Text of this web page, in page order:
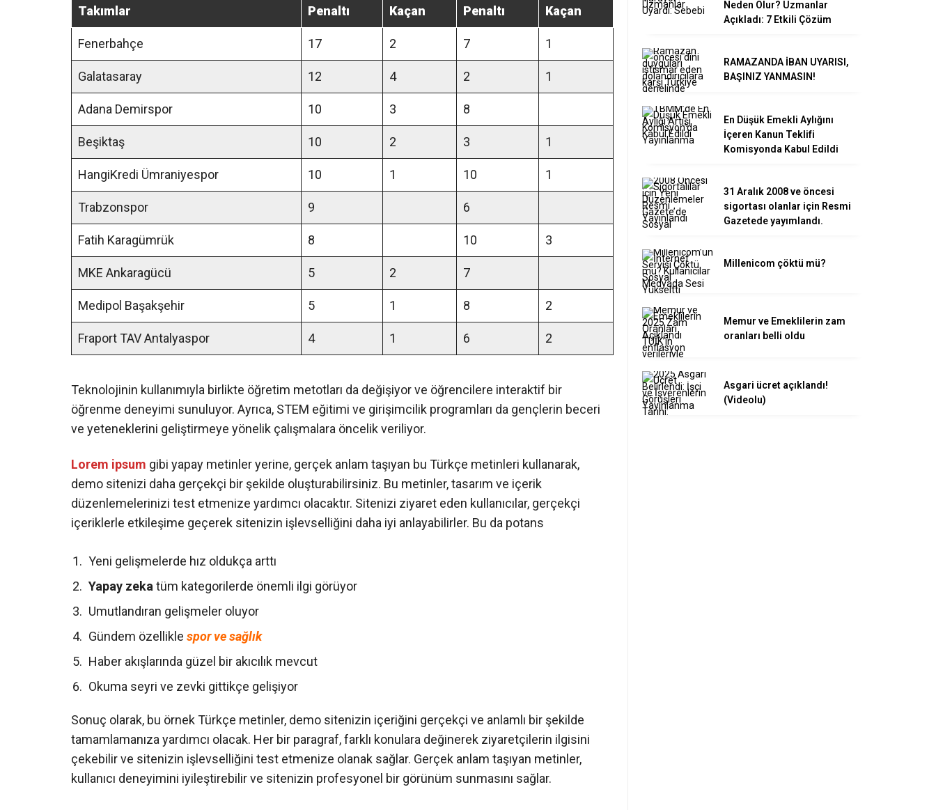
Takımlar Penaltı Kaçan Penaltı Kaçan
Fenerbahçe 17 2 7 1
Galatasaray 12 4 2 1
Adana Demirspor 10 3 8
Beşiktaş 10 2 3 1
HangiKredi Ümraniyespor 10 1 10 1
Trabzonspor 9 6
Fatih Karagümrük 8 10 3
MKE Ankaragücü 5 2 7
Medipol Başakşehir 5 1 8 2
Fraport TAV Antalyaspor 4 1 6 2
Teknolojinin kullanımıyla birlikte öğretim metotları da değişiyor ve öğrencilere interaktif bir
öğrenme deneyimi sunuluyor. Ayrıca, STEM eğitimi ve girişimcilik programları da gençlerin beceri
ve yeteneklerini geliştirmeye yönelik çalışmalara öncelik veriliyor.
Lorem ipsum gibi yapay metinler yerine, gerçek anlam taşıyan bu Türkçe metinleri kullanarak,
demo sitenizi daha gerçekçi bir şekilde oluşturabilirsiniz. Bu metinler, tasarım ve içerik
düzenlemelerinizi test etmenize yardımcı olacaktır. Sitenizi ziyaret eden kullanıcılar, gerçekçi
içeriklerle etkileşime geçerek sitenizin işlevselliğini daha iyi anlayabilirler. Bu da potans
Yeni gelişmelerde hız oldukça arttı
Yapay zeka tüm kategorilerde önemli ilgi görüyor
Umutlandıran gelişmeler oluyor
Gündem özellikle spor ve sağlık
Haber akışlarında güzel bir akıcılık mevcut
Okuma seyri ve zevki gittikçe gelişiyor
Sonuç olarak, bu örnek Türkçe metinler, demo sitenizin içeriğini gerçekçi ve anlamlı bir şekilde
tamamlamanıza yardımcı olacak. Her bir paragraf, farklı konulara değinerek ziyaretçilerin ilgisini
çekebilir ve sitenizin işlevselliğini test etmenize olanak sağlar. Gerçek anlam taşıyan metinler,
kullanıcı deneyimini iyileştirebilir ve sitenizin profesyonel bir görünüm sunmasını sağlar.
Neden Olur? Uzmanlar
Açıkladı: 7 Etkili Çözüm
RAMAZANDA İBAN UYARISI,
BAŞINIZ YANMASIN!
En Düşük Emekli Aylığını
İçeren Kanun Teklifi
Komisyonda Kabul Edildi
31 Aralık 2008 ve öncesi
sigortası olanlar için Resmi
Gazetede yayımlandı.
Millenicom çöktü mü?
Memur ve Emeklilerin zam
oranları belli oldu
Asgari ücret açıklandı!
(Videolu)